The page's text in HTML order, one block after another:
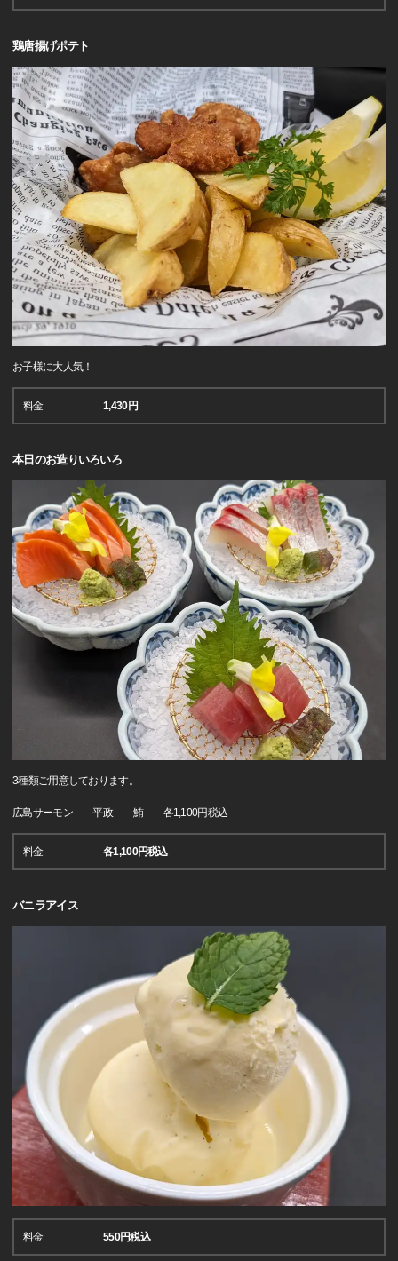
鶏唐揚げポテト
お子様に大人気！
料金 1,430円
本日のお造りいろいろ
3種類ご用意しております。
広島サーモン 平政 鮪 各1,100円税込
料金 各1,100円税込
バニラアイス
料金 550円税込